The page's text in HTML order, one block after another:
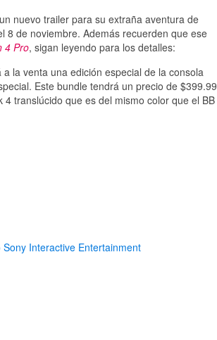
nuevo trailer para su extraña aventura de
8 de noviembre. Además recuerden que ese
4 Pro, sigan leyendo para los detalles:
a la venta una edición especial de la consola
Este bundle tendrá un precio de $399.99
translúcido que es del mismo color que el BB
Sony Interactive Entertainment